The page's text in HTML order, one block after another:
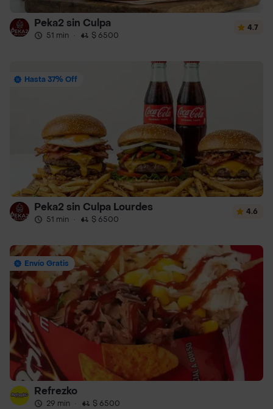
Peka2 sin Culpa
51 min · $ 6500
4.7
Hasta 37% Off
Peka2 sin Culpa Lourdes
51 min · $ 6500
4.6
Envío Gratis
Refrezko
29 min · $ 6500